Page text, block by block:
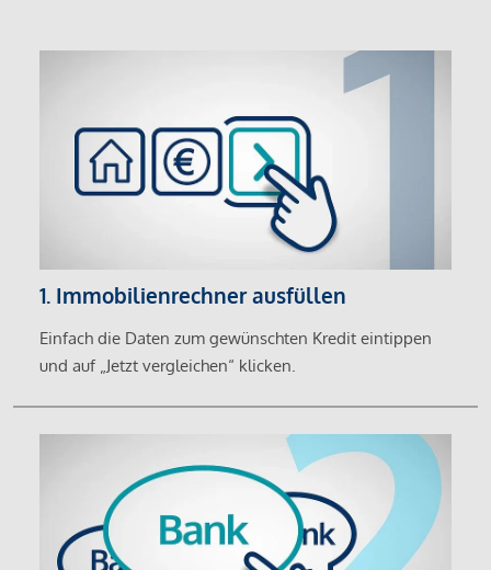
1. Immobilienrechner ausfüllen
Einfach die Daten zum gewünschten Kredit eintippen
und auf „Jetzt vergleichen“ klicken.